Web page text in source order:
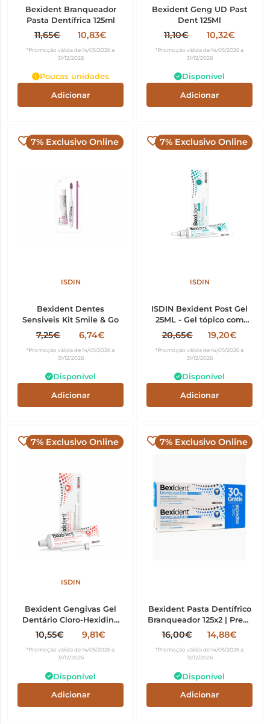
Bexident Branqueador
Pasta Dentífrica 125ml
11,65€ 10,83€
*Promoção válida de 14/05/2026 a
31/12/2026
Poucas unidades
Adicionar
Bexident Geng UD Past
Dent 125Ml
11,10€ 10,32€
*Promoção válida de 14/05/2026 a
31/12/2026
Disponível
Adicionar
7% Exclusivo Online
ISDIN
Bexident Dentes
Sensiveis Kit Smile & Go
7,25€ 6,74€
*Promoção válida de 14/05/2026 a
31/12/2026
Disponível
Adicionar
7% Exclusivo Online
ISDIN
ISDIN Bexident Post Gel
25ML - Gel tópico com
Cloro-hexidina e
quitosano
20,65€ 19,20€
*Promoção válida de 14/05/2026 a
31/12/2026
Disponível
Adicionar
7% Exclusivo Online
ISDIN
Bexident Gengivas Gel
Dentário Cloro-Hexidina
50ml
10,55€ 9,81€
*Promoção válida de 14/05/2026 a
31/12/2026
Disponível
Adicionar
7% Exclusivo Online
Bexident Pasta Dentífrico
Branqueador 125x2 | Preço
Especial
16,00€ 14,88€
*Promoção válida de 14/05/2026 a
31/12/2026
Disponível
Adicionar